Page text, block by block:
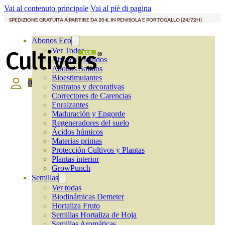
Vai al contenuto principale Vai al piè di pagina
SPEDIZIONE GRATUITA A PARTIRE DA 20 €, IN PENISOLA E PORTOGALLO (24/72H)
Abonos Eco
Ver Todos
Abonos Líquidos
Abonos Solidos
Bioestimulantes
Sustratos y decorativas
Correctores de Carencias
Enraizantes
Maduración y Engorde
Regeneradores del suelo
Ácidos húmicos
Materias primas
Protección Cultivos y Plantas
Plantas interior
GrowPunch
Semillas
Ver todas
Biodinámicas Demeter
Hortaliza Fruto
Semillas Hortaliza de Hoja
0